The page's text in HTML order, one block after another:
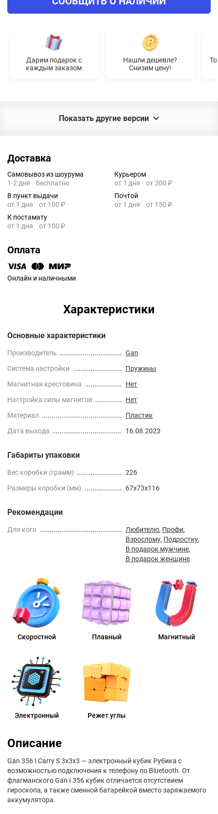
Дарим подарок с
каждым заказом
Нашли дешевле?
Снизим цену!
Показать другие версии
Доставка
Самовывоз из шоурума
1-2 дня
бесплатно
Курьером
от 1 дня
от 200 ₽
В пункт выдачи
от 1 дня
от 100 ₽
Почтой
от 1 дня
от 150 ₽
К постамату
от 1 дня
от 100 ₽
Оплата
Онлайн и наличными
Характеристики
Основные характеристики
Производитель
Gan
Cистема настройки
Пружины
Магнитная крестовина
Нет
Настройка силы магнитов
Нет
Материал
Пластик
Дата выхода
16.08.2023
Габариты упаковки
Вес коробки (грамм)
226
Размеры коробки (мм)
67x73x116
Рекомендации
Для кого Любителю, Профи,
Взрослому, Подростку,
В подарок мужчине,
В подарок женщине
Скоростной Плавный Магнитный
Электронный Режет углы
Описание
Gan 356 I Carry S 3x3x3 — электронный кубик Рубика с
возможностью подключения к телефону по Bluetooth. От
флагманского Gan I 356 кубик отличается отсутствием
гироскопа, а также сменной батарейкой вместо заряжаемого
аккумулятора.